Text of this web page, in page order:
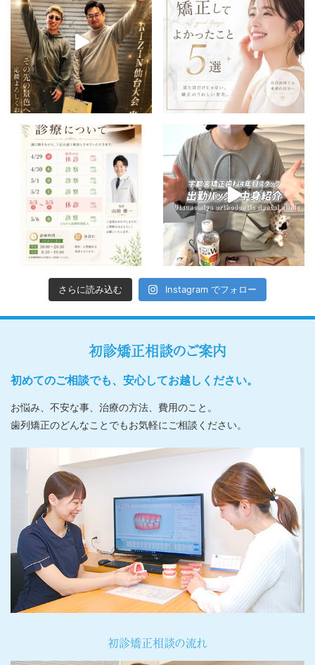
さらに読み込む Instagram でフォロー
初診矯正相談のご案内
初めてのご相談でも、安心してお越しください。
お悩み、不安な事、治療の方法、費用のこと。
歯列矯正のどんなことでもお気軽にご相談ください。
初診矯正相談の流れ